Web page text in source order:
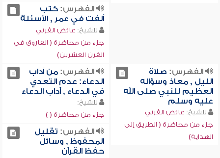
الفهرس:كتب
ألفت في عمر , الأسئلة
للشيخ: عائض القرني
جزء من محاضرة ( الفاروق في
القرن العشرين)
الفهرس: صلاة
الليل , معاذ وسؤاله
العظيم للنبي صلى الله
عليه وسلم
للشيخ: عائض القرني
جزء من محاضرة ( الطريق إلى
الهداية)
الفهرس:من آداب
الدعاء: عدم التعدي
في الدعاء , آداب الدعاء
للشيخ:
جزء من محاضرة ( )
الفهرس: تقليل
المحفوظ , وسائل
حفظ القرآن